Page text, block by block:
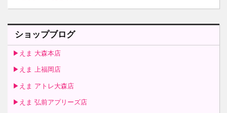
ショップブログ
▶えま 大森本店
▶えま 上福岡店
▶えま アトレ大森店
▶えま 弘前アプリーズ店